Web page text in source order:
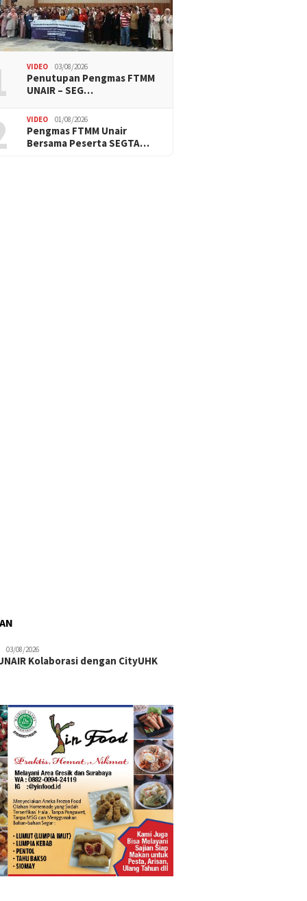
VIDEO 03/08/2026
Penutupan Pengmas FTMM
UNAIR – SEG…
VIDEO 01/08/2026
Pengmas FTMM Unair
Bersama Peserta SEGTA…
03/08/2026
Kolaborasi dengan CityUHK